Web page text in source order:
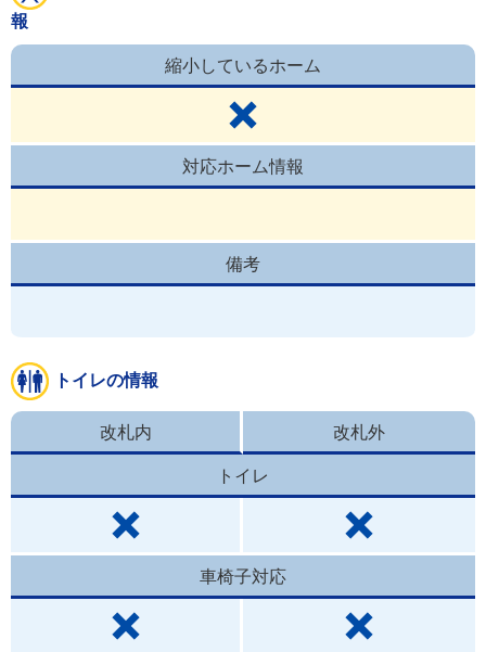
報
縮小しているホーム
対応ホーム情報
備考
トイレの情報
改札内 改札外
トイレ
車椅子対応